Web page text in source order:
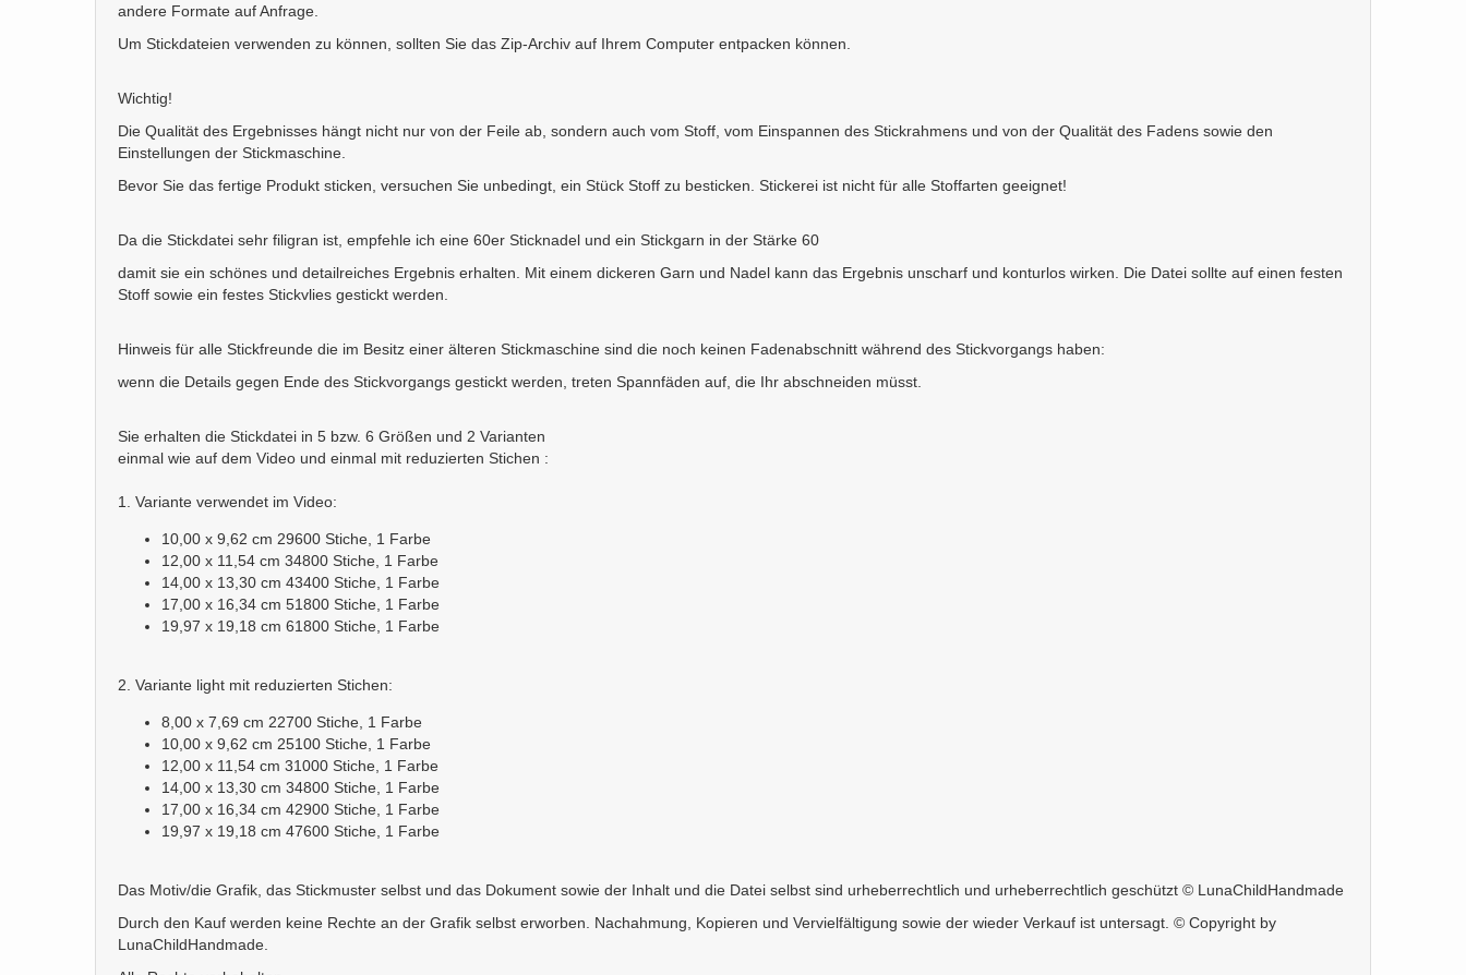
andere Formate auf Anfrage.
Um Stickdateien verwenden zu können, sollten Sie das Zip-Archiv auf Ihrem Computer entpacken können.
Wichtig!
Die Qualität des Ergebnisses hängt nicht nur von der Feile ab, sondern auch vom Stoff, vom Einspannen des Stickrahmens und von der Qualität des Fadens sowie den
Einstellungen der Stickmaschine.
Bevor Sie das fertige Produkt sticken, versuchen Sie unbedingt, ein Stück Stoff zu besticken. Stickerei ist nicht für alle Stoffarten geeignet!
Da die Stickdatei sehr filigran ist, empfehle ich eine 60er Sticknadel und ein Stickgarn in der Stärke 60
damit sie ein schönes und detailreiches Ergebnis erhalten. Mit einem dickeren Garn und Nadel kann das Ergebnis unscharf und konturlos wirken. Die Datei sollte auf einen festen
Stoff sowie ein festes Stickvlies gestickt werden.
Hinweis für alle Stickfreunde die im Besitz einer älteren Stickmaschine sind die noch keinen Fadenabschnitt während des Stickvorgangs haben:
wenn die Details gegen Ende des Stickvorgangs gestickt werden, treten Spannfäden auf, die Ihr abschneiden müsst.
Sie erhalten die Stickdatei in 5 bzw. 6 Größen und 2 Varianten
einmal wie auf dem Video und einmal mit reduzierten Stichen :
1. Variante verwendet im Video:
10,00 x 9,62 cm 29600 Stiche, 1 Farbe
12,00 x 11,54 cm 34800 Stiche, 1 Farbe
14,00 x 13,30 cm 43400 Stiche, 1 Farbe
17,00 x 16,34 cm 51800 Stiche, 1 Farbe
19,97 x 19,18 cm 61800 Stiche, 1 Farbe
2. Variante light mit reduzierten Stichen:
8,00 x 7,69 cm 22700 Stiche, 1 Farbe
10,00 x 9,62 cm 25100 Stiche, 1 Farbe
12,00 x 11,54 cm 31000 Stiche, 1 Farbe
14,00 x 13,30 cm 34800 Stiche, 1 Farbe
17,00 x 16,34 cm 42900 Stiche, 1 Farbe
19,97 x 19,18 cm 47600 Stiche, 1 Farbe
Das Motiv/die Grafik, das Stickmuster selbst und das Dokument sowie der Inhalt und die Datei selbst sind urheberrechtlich und urheberrechtlich geschützt © LunaChildHandmade
Durch den Kauf werden keine Rechte an der Grafik selbst erworben. Nachahmung, Kopieren und Vervielfältigung sowie der wieder Verkauf ist untersagt. © Copyright by
LunaChildHandmade.